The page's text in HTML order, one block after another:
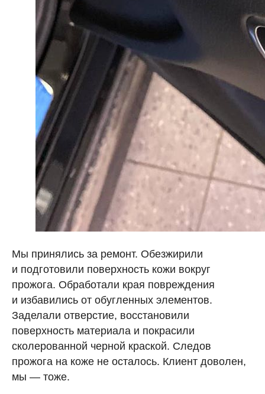
Мы принялись за ремонт. Обезжирили
и подготовили поверхность кожи вокруг
прожога. Обработали края повреждения
и избавились от обугленных элементов.
Заделали отверстие, восстановили
поверхность материала и покрасили
сколерованной черной краской. Следов
прожога на коже не осталось. Клиент доволен,
мы — тоже.